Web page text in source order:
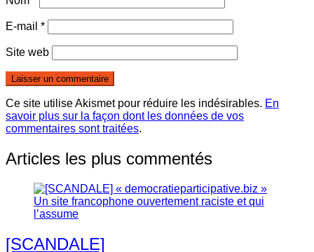
E-mail *
Site web
Ce site utilise Akismet pour réduire les indésirables. En
savoir plus sur la façon dont les données de vos
commentaires sont traitées.
Articles les plus commentés
[SCANDALE]